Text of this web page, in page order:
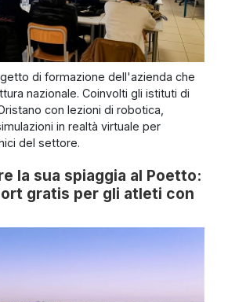
di formazione dell'azienda che
nazionale. Coinvolti gli istituti di
con lezioni di robotica,
in realtà virtuale per
del settore.
la sua spiaggia al Poetto:
gratis per gli atleti con